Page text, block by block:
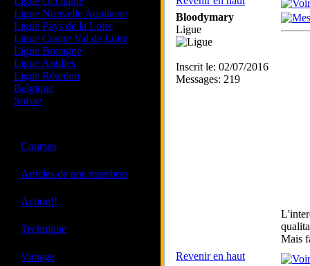
Ligue Nouvelle Aquitaine
Ligue Pays de la Loire
Ligue Centre Val de Loire
Ligue Bretagne
Ligue Antilles
Ligue Réunion
Belgique
Suisse
Courses
Articles de nos membres
Action!!
Technique
Vintage
Bloodymary
Ligue
Inscrit le: 02/07/2016
Messages: 219
Mais
Revenir en haut